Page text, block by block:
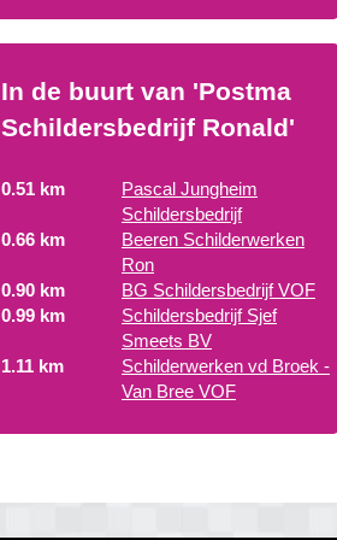
In de buurt van 'Postma
Schildersbedrijf Ronald'
0.51 km
Pascal Jungheim
Schildersbedrijf
0.66 km
Beeren Schilderwerken
Ron
0.90 km
BG Schildersbedrijf VOF
0.99 km
Schildersbedrijf Sjef
Smeets BV
1.11 km
Schilderwerken vd Broek -
Van Bree VOF